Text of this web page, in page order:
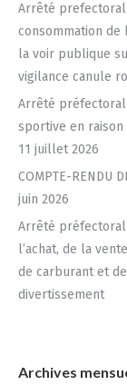
Arrêté
consommation de
la voir publique
vigilance canule
Arrêté
sportive en
11 juillet 2026
COMPTE-RENDU
juin 2026
Arrêté préfectoral
l’achat, de la
de carburant et
divertissement
Archives